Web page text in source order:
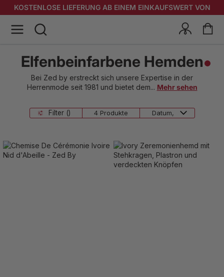
KOSTENLOSE LIEFERUNG AB EINEM EINKAUFSWERT VON
400 EUR
Elfenbeinfarbene Hemden
Bei Zed by erstreckt sich unsere Expertise in der
Herrenmode seit 1981 und bietet dem... Mehr sehen
Filter () 4 Produkte